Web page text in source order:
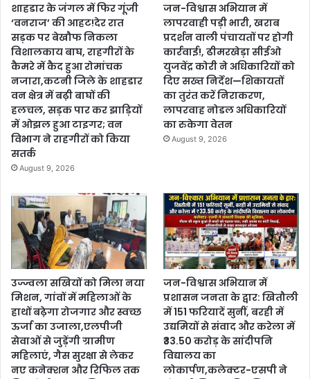
शाहडार के जंगल में फिर गूंजी
‘वनराज’ की आहट!देर रात
सड़क पर बेखौफ निकला
विशालकाय बाघ, राहगीरों के
कैमरे में कैद हुआ रोमांचक
नजारा,कटनी जिले के शाहडार
वन क्षेत्र में बढ़ी बाघों की
हलचल, सड़क पार कर झाड़ियों
में ओझल हुआ टाइगर; वन
विभाग ने राहगीरों को किया
सतर्क
August 9, 2026
जन-विश्वास अभियान में
लापरवाही पड़ी भारी, खराब
प्रदर्शन वाली पंचायतों पर होगी
कार्रवाई!, ढीमरखेड़ा सीईओ
युजवेंद्र कोरी ने अधिकारियों को
दिए सख्त निर्देश—शिकायतों
का तुरंत करें निराकरण,
लापरवाह नोडल अधिकारियों
का रुकेगा वेतन
August 9, 2026
उज्ज्वला सखियों को मिला नया
मिशन, गांवों में महिलाओं के
हाथों बढ़ेगा रोजगार और स्वच्छ
ऊर्जा का उजाला,एलपीजी
सेवाओं से जुड़ेंगी ग्रामीण
महिलाएं, गैस सुरक्षा से लेकर
नए कनेक्शन और रिफिल तक
जन-विश्वास अभियान में
प्रशासन जनता के द्वार: खितौली
में 151 फरियादें सुनीं, बरही में
उद्यमियों से संवाद और करेला में
₹33.50 करोड़ के सांदीपनि
विद्यालय का
लोकार्पण,कलेक्टर-एसपी ने